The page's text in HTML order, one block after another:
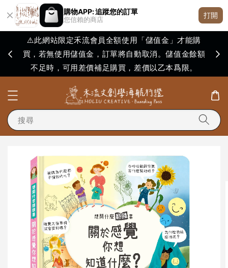
購物APP: 追蹤您的訂單
您信賴的商店
打開
⚠️此網站限定禾流會員全額使用「儲值金」才能購
買，若無使用儲值金，訂單將自動取消。儲值金餘額
不足時，可用差價補足購買，差價以乙本爲限。
購
搜尋